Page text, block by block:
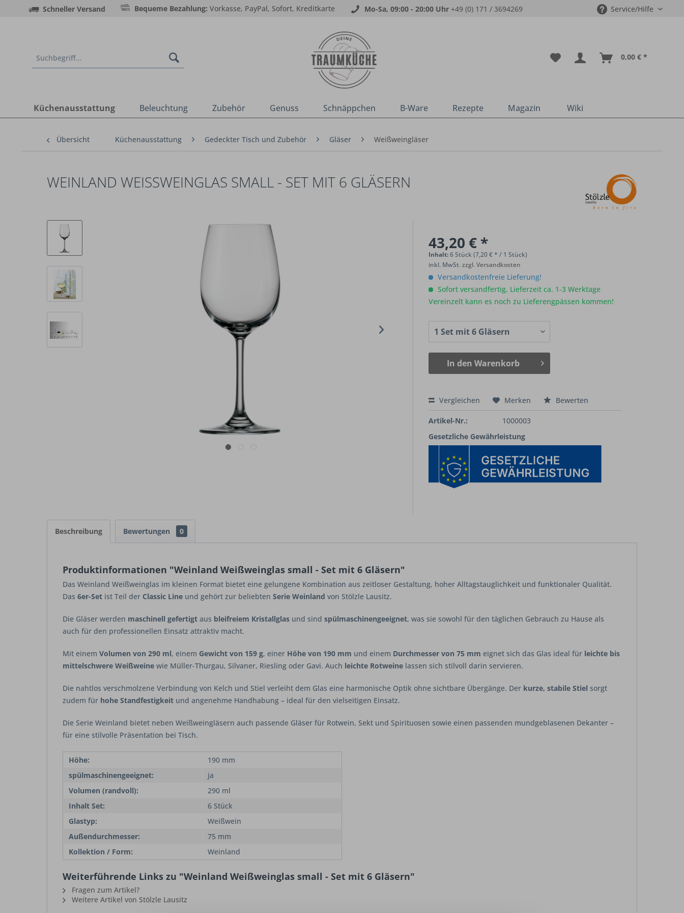
Schneller Versand Bequeme Bezahlung: Vorkasse, PayPal, Sofort, Kreditkarte Mo-Sa, 09:00 - 20:00 Uhr +49 (0) 171 / 3694269 Service/Hilfe
0,00 € *
Küchenausstattung Beleuchtung Zubehör Genuss Schnäppchen B-Ware Rezepte Magazin Wiki
Übersicht Küchenausstattung Gedeckter Tisch und Zubehör Gläser Weißweingläser
WEINLAND WEISSWEINGLAS SMALL - SET MIT 6 GLÄSERN
43,20 € *
Inhalt:6 Stück (7,20 € * / 1 Stück)
inkl. MwSt.zzgl. Versandkosten
Versandkostenfreie Lieferung!
Sofort versandfertig, Lieferzeit ca. 1-3 Werktage
Vereinzelt kann es noch zu Lieferengpässen kommen!
In den Warenkorb
Vergleichen Merken Bewerten
Artikel-Nr.:
1000003
Gesetzliche Gewährleistung
Beschreibung Bewertungen 0
Produktinformationen "Weinland Weißweinglas small - Set mit 6 Gläsern"
Das Weinland Weißweinglas im kleinen Format bietet eine gelungene Kombination aus zeitloser Gestaltung, hoher Alltagstauglichkeit und funktionaler Qualität.
Das 6er-Set ist Teil der Classic Line und gehört zur beliebten Serie Weinland von Stölzle Lausitz.
Die Gläser werden maschinell gefertigt aus bleifreiem Kristallglas und sind spülmaschinengeeignet, was sie sowohl für den täglichen Gebrauch zu Hause als
auch für den professionellen Einsatz attraktiv macht.
Mit einem Volumen von 290 ml, einem Gewicht von 159 g, einer Höhe von 190 mm und einem Durchmesser von 75 mm eignet sich das Glas ideal für leichte bis
mittelschwere Weißweine wie Müller-Thurgau, Silvaner, Riesling oder Gavi. Auch leichte Rotweine lassen sich stilvoll darin servieren.
Die nahtlos verschmolzene Verbindung von Kelch und Stiel verleiht dem Glas eine harmonische Optik ohne sichtbare Übergänge. Der kurze, stabile Stiel sorgt
zudem für hohe Standfestigkeit und angenehme Handhabung – ideal für den vielseitigen Einsatz.
Die Serie Weinland bietet neben Weißweingläsern auch passende Gläser für Rotwein, Sekt und Spirituosen sowie einen passenden mundgeblasenen Dekanter –
für eine stilvolle Präsentation bei Tisch.
Höhe:
190 mm
spülmaschinengeeignet:
ja
Volumen (randvoll):
290 ml
Inhalt Set:
6 Stück
Glastyp:
Weißwein
Außendurchmesser:
75 mm
Kollektion / Form:
Weinland
Weiterführende Links zu "Weinland Weißweinglas small - Set mit 6 Gläsern"
Fragen zum Artikel?
Weitere Artikel von Stölzle Lausitz